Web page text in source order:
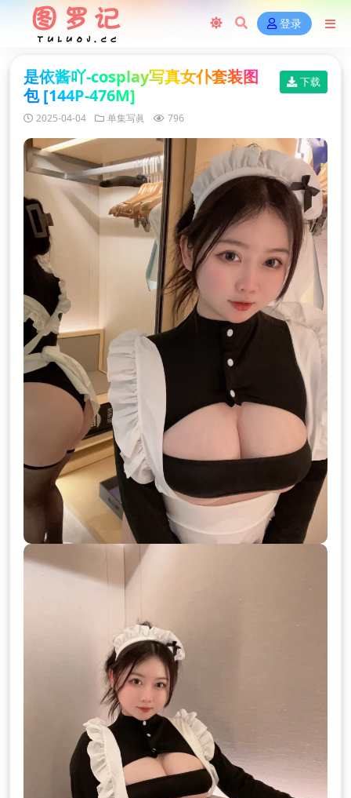
登录
是依酱吖-cosplay写真女仆套装图
包 [144P-476M]
下载
2025-04-04 单集写眞 796